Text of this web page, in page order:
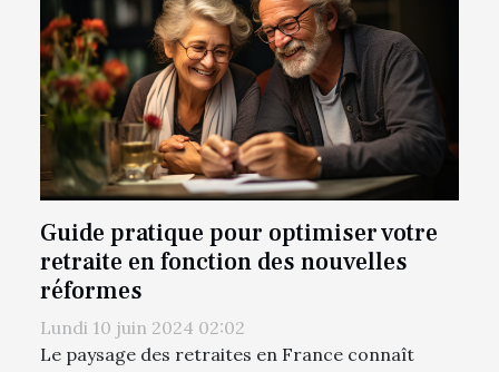
Guide pratique pour optimiser votre
retraite en fonction des nouvelles
réformes
Lundi 10 juin 2024 02:02
Le paysage des retraites en France connaît